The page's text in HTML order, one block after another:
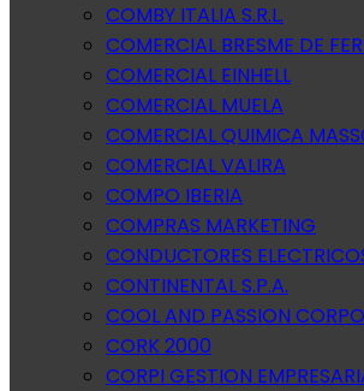
COMBY ITALIA S.R.L.
COMERCIAL BRESME DE
COMERCIAL EINHELL
COMERCIAL MUELA
COMERCIAL QUIMICA
COMERCIAL VALIRA
COMPO IBERIA
COMPRAS MARKETING
CONDUCTORES
CONTINENTAL S.P.A.
COOL AND PASSION
CORK 2000
CORPI GESTION